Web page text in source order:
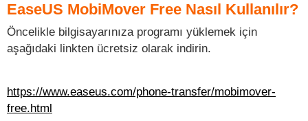
EaseUS MobiMover Free Nasıl Kullanılır?
Öncelikle bilgisayarınıza programı yüklemek için
aşağıdaki linkten ücretsiz olarak indirin.
https://www.easeus.com/phone-transfer/mobimover-
free.html